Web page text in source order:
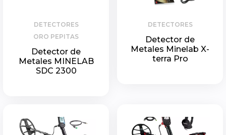
DETECTORES
ORO PEPITAS
Detector de
Metales MINELAB
SDC 2300
DETECTORES
Detector de
Metales Minelab X-
terra Pro